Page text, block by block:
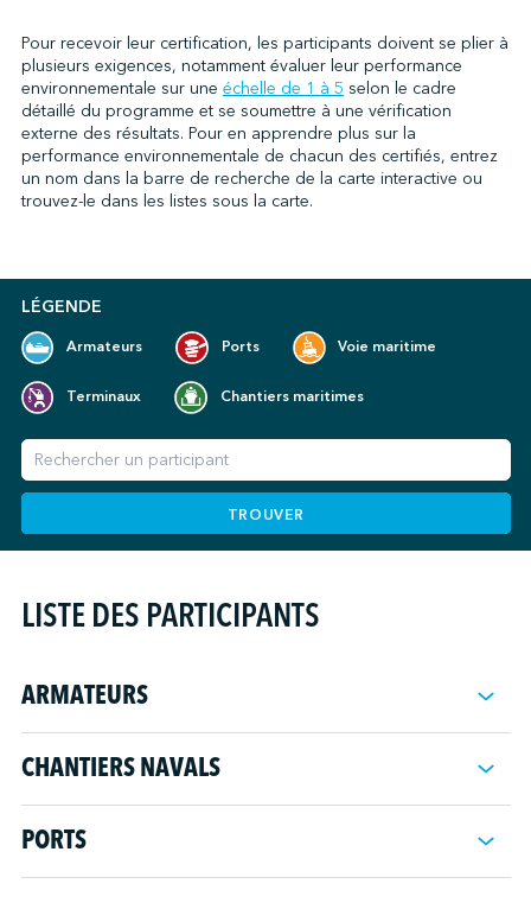
Pour recevoir leur certification, les participants doivent se plier à
plusieurs exigences, notamment évaluer leur performance
environnementale sur une échelle de 1 à 5 selon le cadre
détaillé du programme et se soumettre à une vérification
externe des résultats. Pour en apprendre plus sur la
performance environnementale de chacun des certifiés, entrez
un nom dans la barre de recherche de la carte interactive ou
trouvez-le dans les listes sous la carte.
LÉGENDE
Armateurs Ports Voie maritime
Terminaux Chantiers maritimes
TROUVER
LISTE DES PARTICIPANTS
ARMATEURS
Ambassador Cruise Line
Baleària
Bourbon Offshore Surf
Brittany Ferries
CHANTIERS NAVALS
PORTS
Autorité portuaire de Carthagène